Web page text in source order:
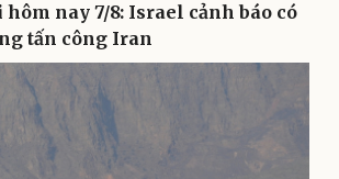
nay 7/8: Israel cảnh báo có
tấn công Iran